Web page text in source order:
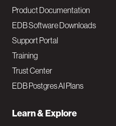
Product Documentation
EDB Software Downloads
Support Portal
Training
Trust Center
EDB Postgres AI Plans
Learn & Explore